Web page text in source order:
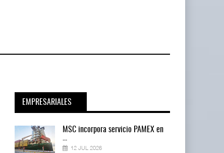
EMPRESARIALES
MSC incorpora servicio PAMEX en
12 JUL 2026